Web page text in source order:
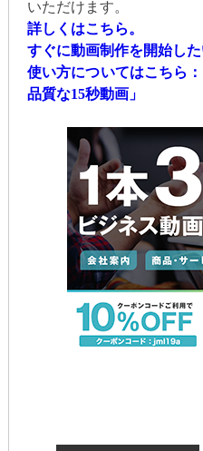
いただけます。
詳しくはこちら。
すぐに動画制作を開始した
使い方についてはこちら
品質な15秒動画」